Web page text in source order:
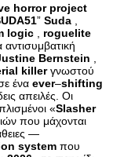
horror project
51” Suda
logic
roguelite
αντισυμβατική
Bernstein
killerγνωστού
ένα ever–shifting
απειλές. Οι
«Slasher
που μάχονται
—
system που